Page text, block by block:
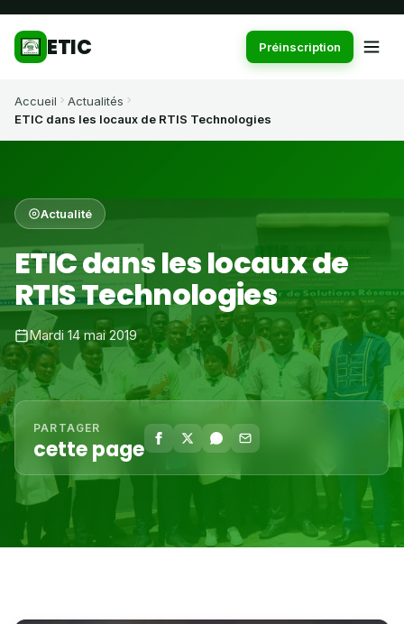
ETIC Préinscription
Accueil
Actualités
ETIC dans les locaux de RTIS Technologies
Actualité
ETIC dans les locaux de
RTIS Technologies
Mardi 14 mai 2019
PARTAGER
cette page